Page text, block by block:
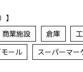
】
商業施設 倉庫
ール
スーパーマー